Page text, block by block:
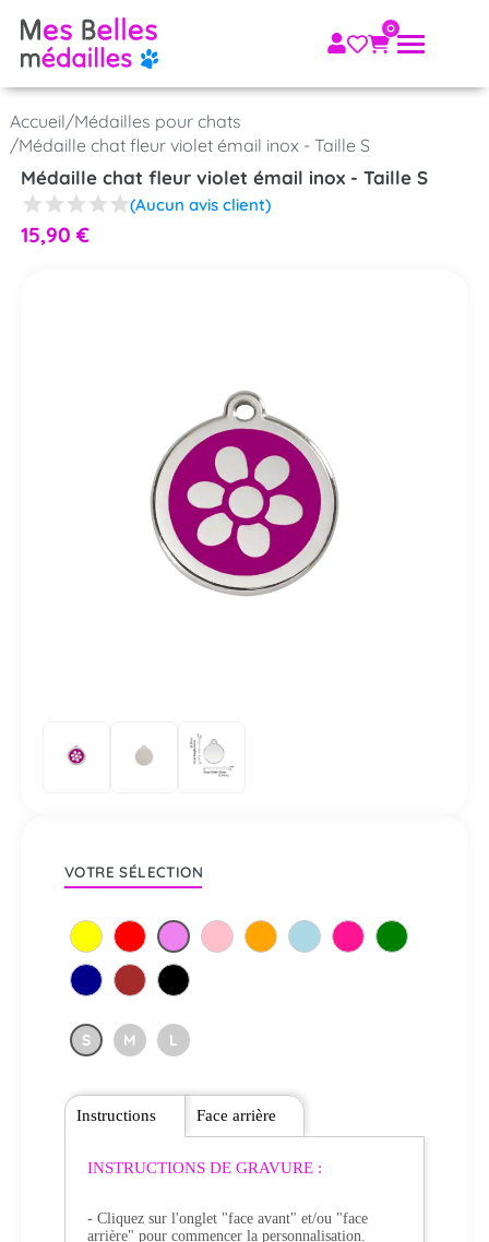
Accueil/Médailles pour chats
/Médaille chat fleur violet émail inox - Taille S
Médaille chat fleur violet émail inox - Taille S
(Aucun avis client)
15,90 €
VOTRE SÉLECTION
S M L
Instructions
INSTRUCTIONS DE GRAVURE :
- Cliquez sur l'onglet "face avant" et/ou "face
arrière" pour commencer la personnalisation.
Face arrière